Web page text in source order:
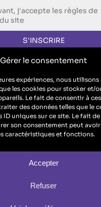
Gérer le consentement
expériences, nous utilisons
les cookies pour stocker et/
Le fait de consentir à
des données telles que le
uniques sur ce site. Le fait de
son consentement peut
caractéristiques et fonctions.
Accepter
Refuser
j'accepte les règles de
site
CONTACTEZ-NOUS !
FORMULAIRE DE CONTACT
de communication
euros – RCS Metz B 912 455
// TVA :
de formation : n° de
vaut pas agrément de l’Etat” (
de l’article L.6352-12 du code